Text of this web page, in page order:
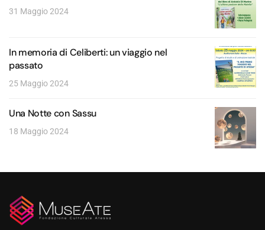
31 Maggio 2024
In memoria di Celiberti: un viaggio nel
passato
25 Maggio 2024
Una Notte con Sassu
18 Maggio 2024